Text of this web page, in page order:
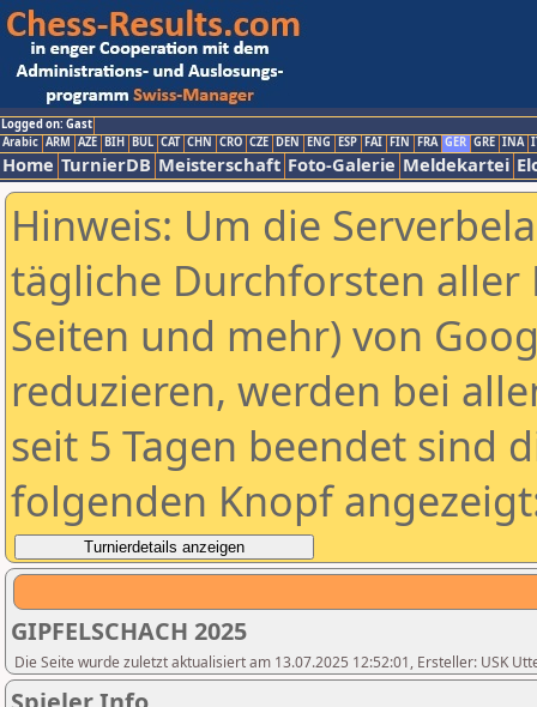
Logged on: Gast
Arabic ARM AZE BIH BUL CAT CHN CRO CZE DEN ENG ESP FAI FIN FRA GER GRE INA
Home TurnierDB Meisterschaft Foto-Galerie Meldekartei
Hinweis: Um die
tägliche Durchforsten aller
Seiten und mehr) von
reduzieren, werden bei
seit 5 Tagen beendet sind
folgenden Knopf
GIPFELSCHACH 2025
Die Seite wurde zuletzt aktualisiert am 13.07.2025 12:52:01, Ersteller: USK